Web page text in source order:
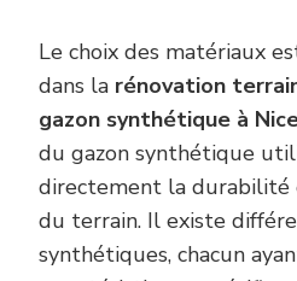
Le choix des matériaux
dans la rénovation
gazon synthétique à
du gazon synthétique
directement la durabilité
du terrain. Il existe
synthétiques, chacun